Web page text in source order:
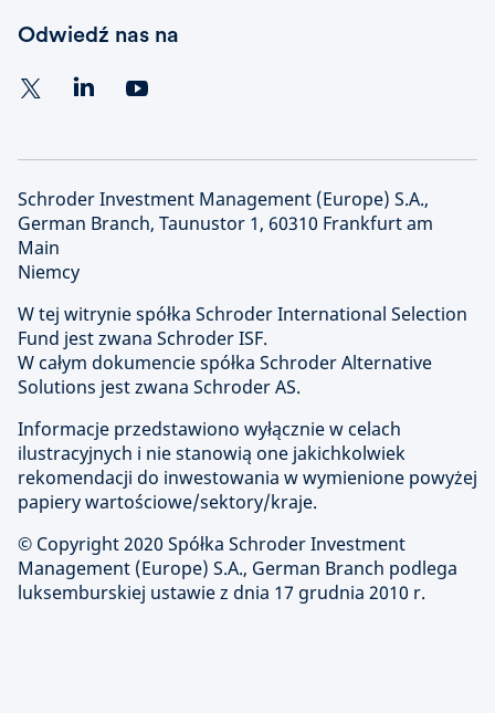
Odwiedź nas na
Schroder Investment Management (Europe) S.A.,
German Branch, Taunustor 1, 60310 Frankfurt am
Main
Niemcy
W tej witrynie spółka Schroder International Selection
Fund jest zwana Schroder ISF.
W całym dokumencie spółka Schroder Alternative
Solutions jest zwana Schroder AS.
Informacje przedstawiono wyłącznie w celach
ilustracyjnych i nie stanowią one jakichkolwiek
rekomendacji do inwestowania w wymienione powyżej
papiery wartościowe/sektory/kraje.
© Copyright 2020 Spółka Schroder Investment
Management (Europe) S.A., German Branch podlega
luksemburskiej ustawie z dnia 17 grudnia 2010 r.